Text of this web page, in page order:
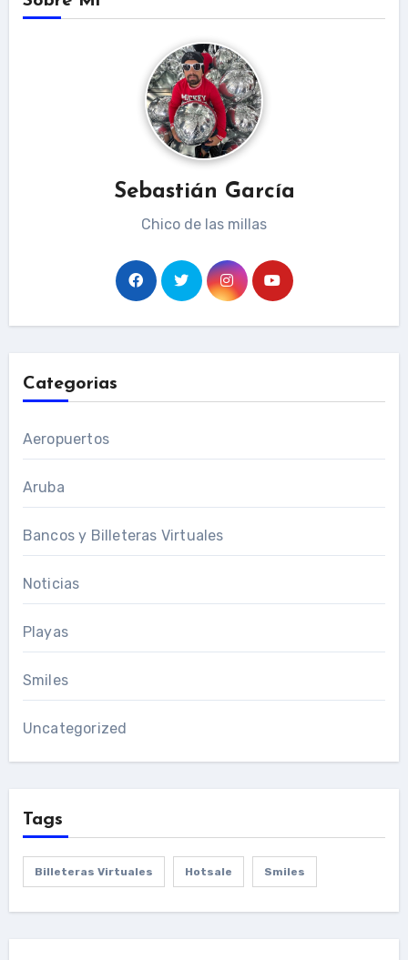
Sebastián García
Chico de las millas
Categorias
Aeropuertos
Aruba
Bancos y Billeteras Virtuales
Noticias
Playas
Smiles
Uncategorized
Tags
Billeteras Virtuales Hotsale Smiles